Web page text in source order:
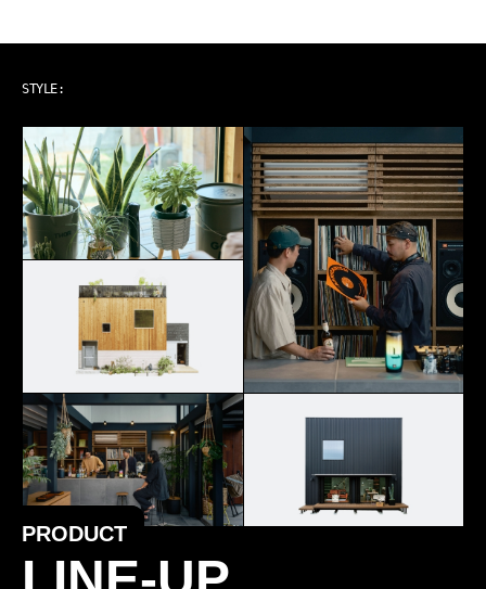
STYLE:
PRODUCT